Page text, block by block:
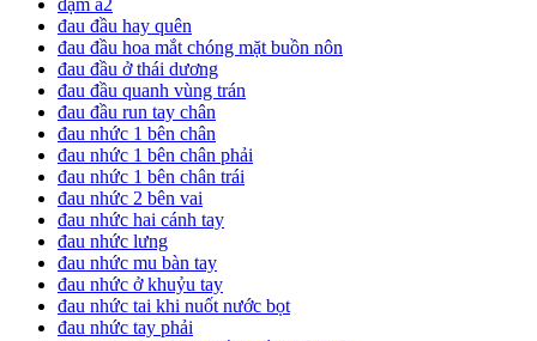
đau đầu hay quên
đau đầu hoa mắt chóng mặt buồn nôn
đau đầu ở thái dương
đau đầu quanh vùng trán
đau đầu run tay chân
đau nhức 1 bên chân
đau nhức 1 bên chân phải
đau nhức 1 bên chân trái
đau nhức 2 bên vai
đau nhức hai cánh tay
đau nhức lưng
đau nhức mu bàn tay
đau nhức ở khuỷu tay
đau nhức tai khi nuốt nước bọt
đau nhức tay phải